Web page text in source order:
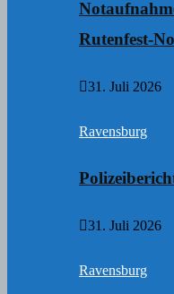
Rutenfest-
31. Juli 2026
Ravensburg
31. Juli 2026
Ravensburg